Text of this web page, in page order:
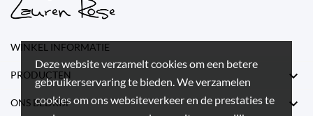
Deze website verzamelt cookies om een betere
gebruikerservaring te bieden. We verzamelen
cookies om ons websiteverkeer en de prestaties te
WINKEL INFORMATIE
PRODUCTEN 
ONS BEDRIJF 